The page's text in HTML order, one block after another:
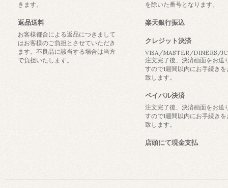
きます。
返品送料
お客様都合による返品につきまして
はお客様のご負担とさせていただき
ます。不良品に該当する場合は当方
で負担いたします。
を除いた番号となります。
楽天銀行振込
クレジット決済
VISA/MASTER/DINERS/
注文完了後、決済画面をお送
すので1週間以内にお手続き
致します。
ペイパル決済
注文完了後、決済画面をお送
すので1週間以内にお手続き
致します。
店頭にて現金支払